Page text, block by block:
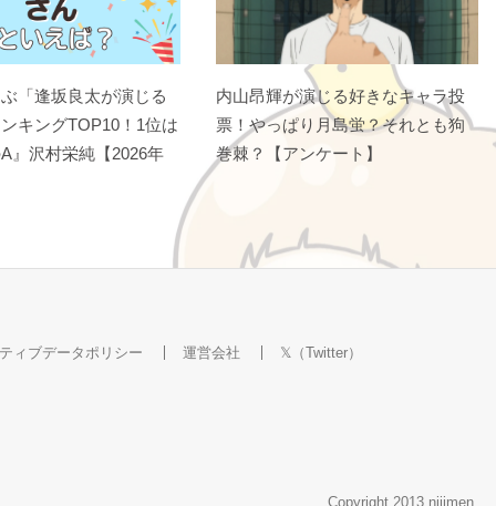
「逢坂良太が演じる
キングTOP10！1位は
』沢村栄純【2026年
内山昂輝が演じる好きなキャラ投
票！やっぱり月島蛍？それとも狗
巻棘？【アンケート】
ィブデータポリシー 運営会社 𝕏（Twitter）
Copyright 2013 nijimen.